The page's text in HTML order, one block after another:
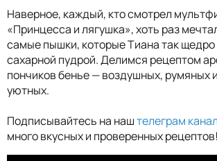
Наверное, каждый, кто смотрел
«Принцесса и лягушка», хоть раз
самые пышки, которые Тиана так
сахарной пудрой. Делимся рецептом
пончиков бенье — воздушных, румяных
уютных.
Подписывайтесь на наштелеграм канал
много вкусных и проверенных рецептов!